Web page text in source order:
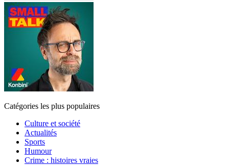
Catégories les plus populaires
Culture et société
Actualités
Sports
Humour
Crime : histoires vraies